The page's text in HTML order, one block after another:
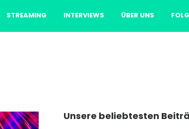
STREAMING INTERVIEWS ÜBER UNS
Unsere beliebtesten